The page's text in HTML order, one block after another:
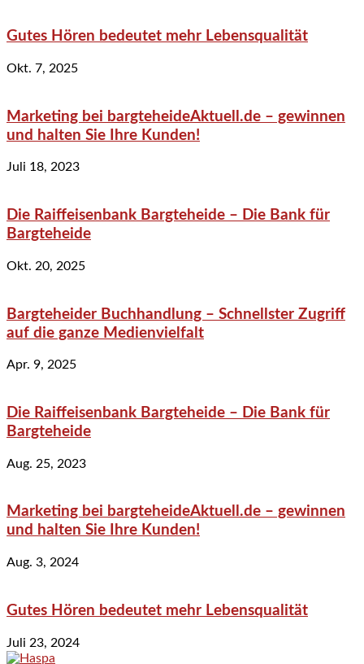
Gutes Hören bedeutet mehr Lebensqualität
Okt. 7, 2025
Marketing bei bargteheideAktuell.de – gewinnen
und halten Sie Ihre Kunden!
Juli 18, 2023
Die Raiffeisenbank Bargteheide – Die Bank für
Bargteheide
Okt. 20, 2025
Bargteheider Buchhandlung – Schnellster Zugriff
auf die ganze Medienvielfalt
Apr. 9, 2025
Die Raiffeisenbank Bargteheide – Die Bank für
Bargteheide
Aug. 25, 2023
Marketing bei bargteheideAktuell.de – gewinnen
und halten Sie Ihre Kunden!
Aug. 3, 2024
Gutes Hören bedeutet mehr Lebensqualität
Juli 23, 2024